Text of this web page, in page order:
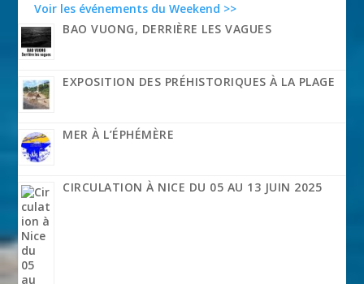
Voir les événements du Weekend >>
BAO VUONG, DERRIÈRE LES VAGUES
EXPOSITION DES PRÉHISTORIQUES À LA PLAGE
MER À L’ÉPHÉMÈRE
CIRCULATION À NICE DU 05 AU 13 JUIN 2025